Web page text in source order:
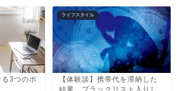
3つのポ
ライフスタイル
【体験談】携帯代を滞納した
結果、ブラックリスト入りし